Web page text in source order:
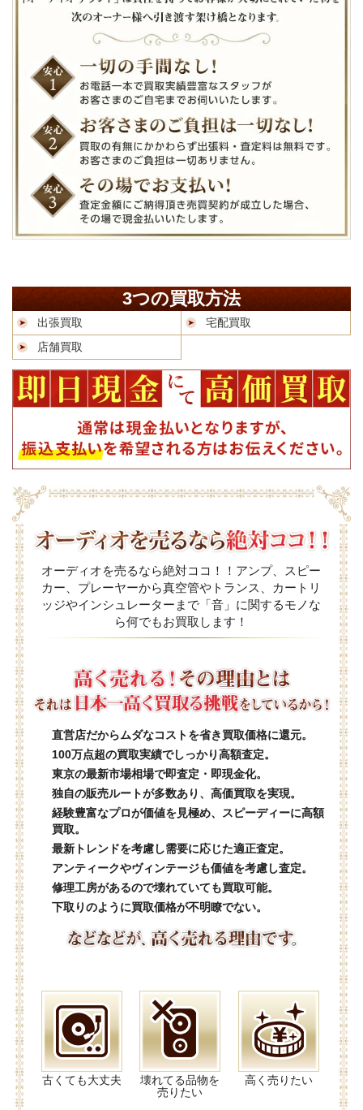
3つの買取方法
出張買取
宅配買取
店舗買取
オーディオを売るなら絶対ココ！！アンプ、スピー
カー、プレーヤーから真空管やトランス、カートリ
ッジやインシュレーターまで「音」に関するモノな
ら何でもお買取します！
直営店だからムダなコストを省き買取価格に還元。
100万点超の買取実績でしっかり高額査定。
東京の最新市場相場で即査定・即現金化。
独自の販売ルートが多数あり、高価買取を実現。
経験豊富なプロが価値を見極め、スピーディーに高額
買取。
最新トレンドを考慮し需要に応じた適正査定。
アンティークやヴィンテージも価値を考慮し査定。
修理工房があるので壊れていても買取可能。
下取りのように買取価格が不明瞭でない。
古くても大丈夫
壊れてる品物を
売りたい
高く売りたい